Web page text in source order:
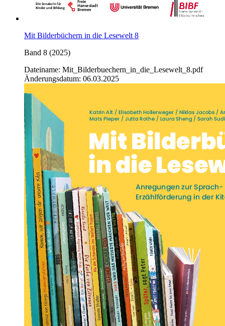
Mit Bilderbüchern in die Lesewelt 8
Band 8 (2025)
Dateiname: Mit_Bilderbuechern_in_die_Lesewelt_8.pdf
Änderungsdatum: 06.03.2025